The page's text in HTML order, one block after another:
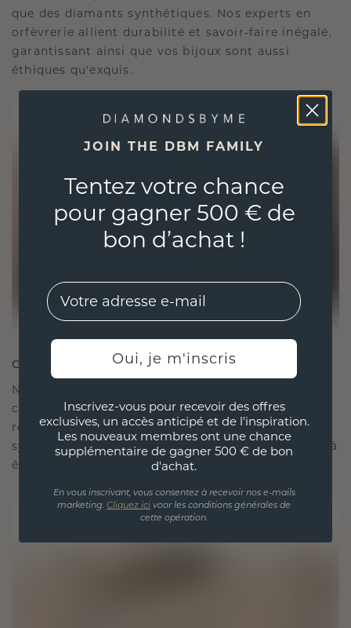
que des diamants synthétiques. Nos experts en
orfèvrerie allient durabilité et savoir-faire inégalé,
garantissant ainsi que vos bijoux sont aussi
éthiques qu'exquis.
CRÉÉ POUR LA CONNEXION
Notre philosophie en matière de design est de
créer des liens, chaque pièce étant conçue pour
résister à l'épreuve du temps. Elle devient votre
symbole d'amour et de moments chéris, destinée à
être portée et chérie pour toujours.
JOIN THE DBM FAMILY
Tentez votre chance
pour gagner 500 € de
bon d’achat !
EMail
Oui, je m'inscris
Inscrivez-vous pour recevoir des offres
exclusives, un accès anticipé et de l'inspiration.
Les nouveaux membres ont une chance
supplémentaire de gagner 500 € de bon
d'achat.
En vous inscrivant, vous consentez à recevoir nos e-mails
marketing. Cliquez ici voor les conditions générales de
cette opération.